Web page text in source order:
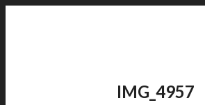
IMG_4957